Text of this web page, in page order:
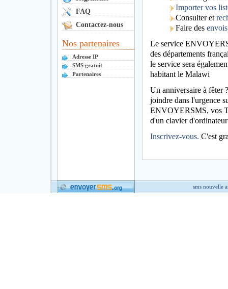
FAQ
Contactez-nous
Nos partenaires
Adresse IP
SMS gratuit
Partenaires
Importer vos
Consulter et
Faire des
Le service
des départements
le service sera
habitant le Malawi
Un anniversaire à fêter
joindre dans l'urgence
ENVOYERSMS, vos
d'un clavier
Inscrivez-vous. C'est
sms nouvelle